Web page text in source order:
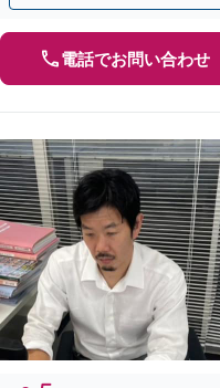
電話でお問い合わせ